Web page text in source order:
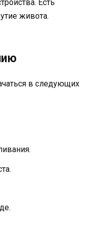
Есть
живота.
в следующих